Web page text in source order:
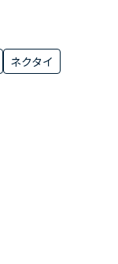
ネクタイ